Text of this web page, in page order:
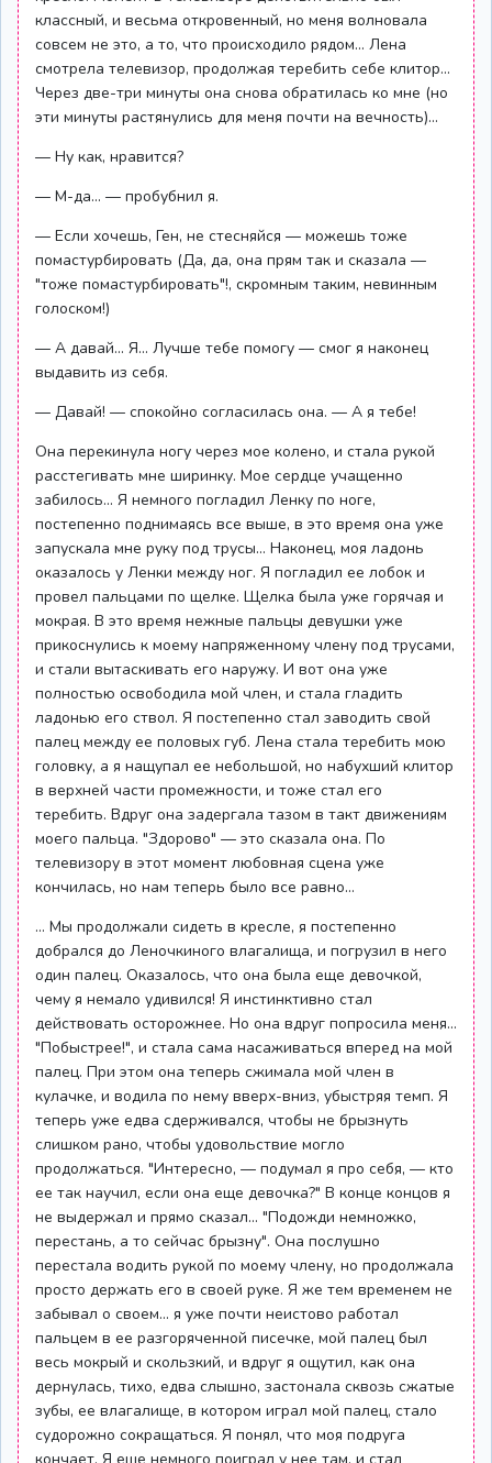
классный, и весьма откровенный, но меня волновала
совсем не это, а то, что происходило рядом... Лена
смотрела телевизор, продолжая теребить себе клитор...
Через две-три минуты она снова обратилась ко мне (но
эти минуты растянулись для меня почти на вечность)...
— Ну как, нравится?
— М-да... — пробубнил я.
— Если хочешь, Ген, не стесняйся — можешь тоже
помастурбировать (Да, да, она прям так и сказала —
"тоже помастурбировать"!, скромным таким, невинным
голоском!)
— А давай... Я... Лучше тебе помогу — смог я наконец
выдавить из себя.
— Давай! — спокойно согласилась она. — А я тебе!
Она перекинула ногу через мое колено, и стала рукой
расстегивать мне ширинку. Мое сердце учащенно
забилось... Я немного погладил Ленку по ноге,
постепенно поднимаясь все выше, в это время она уже
запускала мне руку под трусы... Наконец, моя ладонь
оказалось у Ленки между ног. Я погладил ее лобок и
провел пальцами по щелке. Щелка была уже горячая и
мокрая. В это время нежные пальцы девушки уже
прикоснулись к моему напряженному члену под трусами,
и стали вытаскивать его наружу. И вот она уже
полностью освободила мой член, и стала гладить
ладонью его ствол. Я постепенно стал заводить свой
палец между ее половых губ. Лена стала теребить мою
головку, а я нащупал ее небольшой, но набухший клитор
в верхней части промежности, и тоже стал его
теребить. Вдруг она задергала тазом в такт движениям
моего пальца. "Здорово" — это сказала она. По
телевизору в этот момент любовная сцена уже
кончилась, но нам теперь было все равно...
... Мы продолжали сидеть в кресле, я постепенно
добрался до Леночкиного влагалища, и погрузил в него
один палец. Оказалось, что она была еще девочкой,
чему я немало удивился! Я инстинктивно стал
действовать осторожнее. Но она вдруг попросила меня...
"Побыстрее!", и стала сама насаживаться вперед на мой
палец. При этом она теперь сжимала мой член в
кулачке, и водила по нему вверх-вниз, убыстряя темп. Я
теперь уже едва сдерживался, чтобы не брызнуть
слишком рано, чтобы удовольствие могло
продолжаться. "Интересно, — подумал я про себя, — кто
ее так научил, если она еще девочка?" В конце концов я
не выдержал и прямо сказал... "Подожди немножко,
перестань, а то сейчас брызну". Она послушно
перестала водить рукой по моему члену, но продолжала
просто держать его в своей руке. Я же тем временем не
забывал о своем... я уже почти неистово работал
пальцем в ее разгоряченной писечке, мой палец был
весь мокрый и скользкий, и вдруг я ощутил, как она
дернулась, тихо, едва слышно, застонала сквозь сжатые
зубы, ее влагалище, в котором играл мой палец, стало
судорожно сокращаться. Я понял, что моя подруга